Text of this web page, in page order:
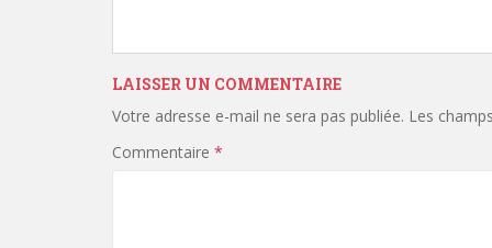
LAISSER UN COMMENTAIRE
Votre adresse e-mail ne sera pas publiée. Les
Commentaire *